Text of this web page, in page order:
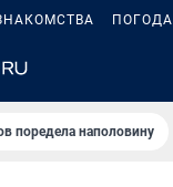
ПОГОДА
поредела наполовину